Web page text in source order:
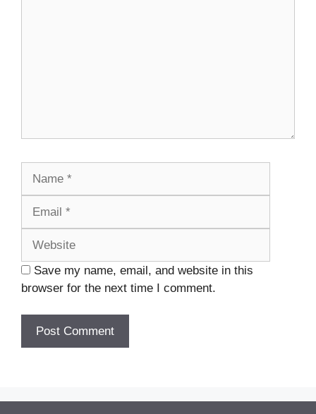
Save my name, email, and website in this
browser for the next time I comment.